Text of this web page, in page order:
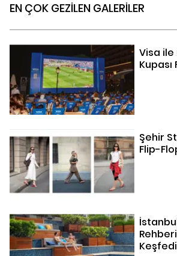
EN ÇOK GEZİLEN GALERİLER
Visa ile
Kupası
Şehir
Flip-